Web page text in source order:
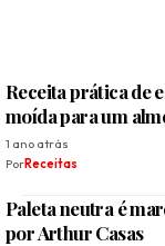
Receita prática de
moída para um
1 ano atrás
PorReceitas
Paleta neutra é
por Arthur Casas